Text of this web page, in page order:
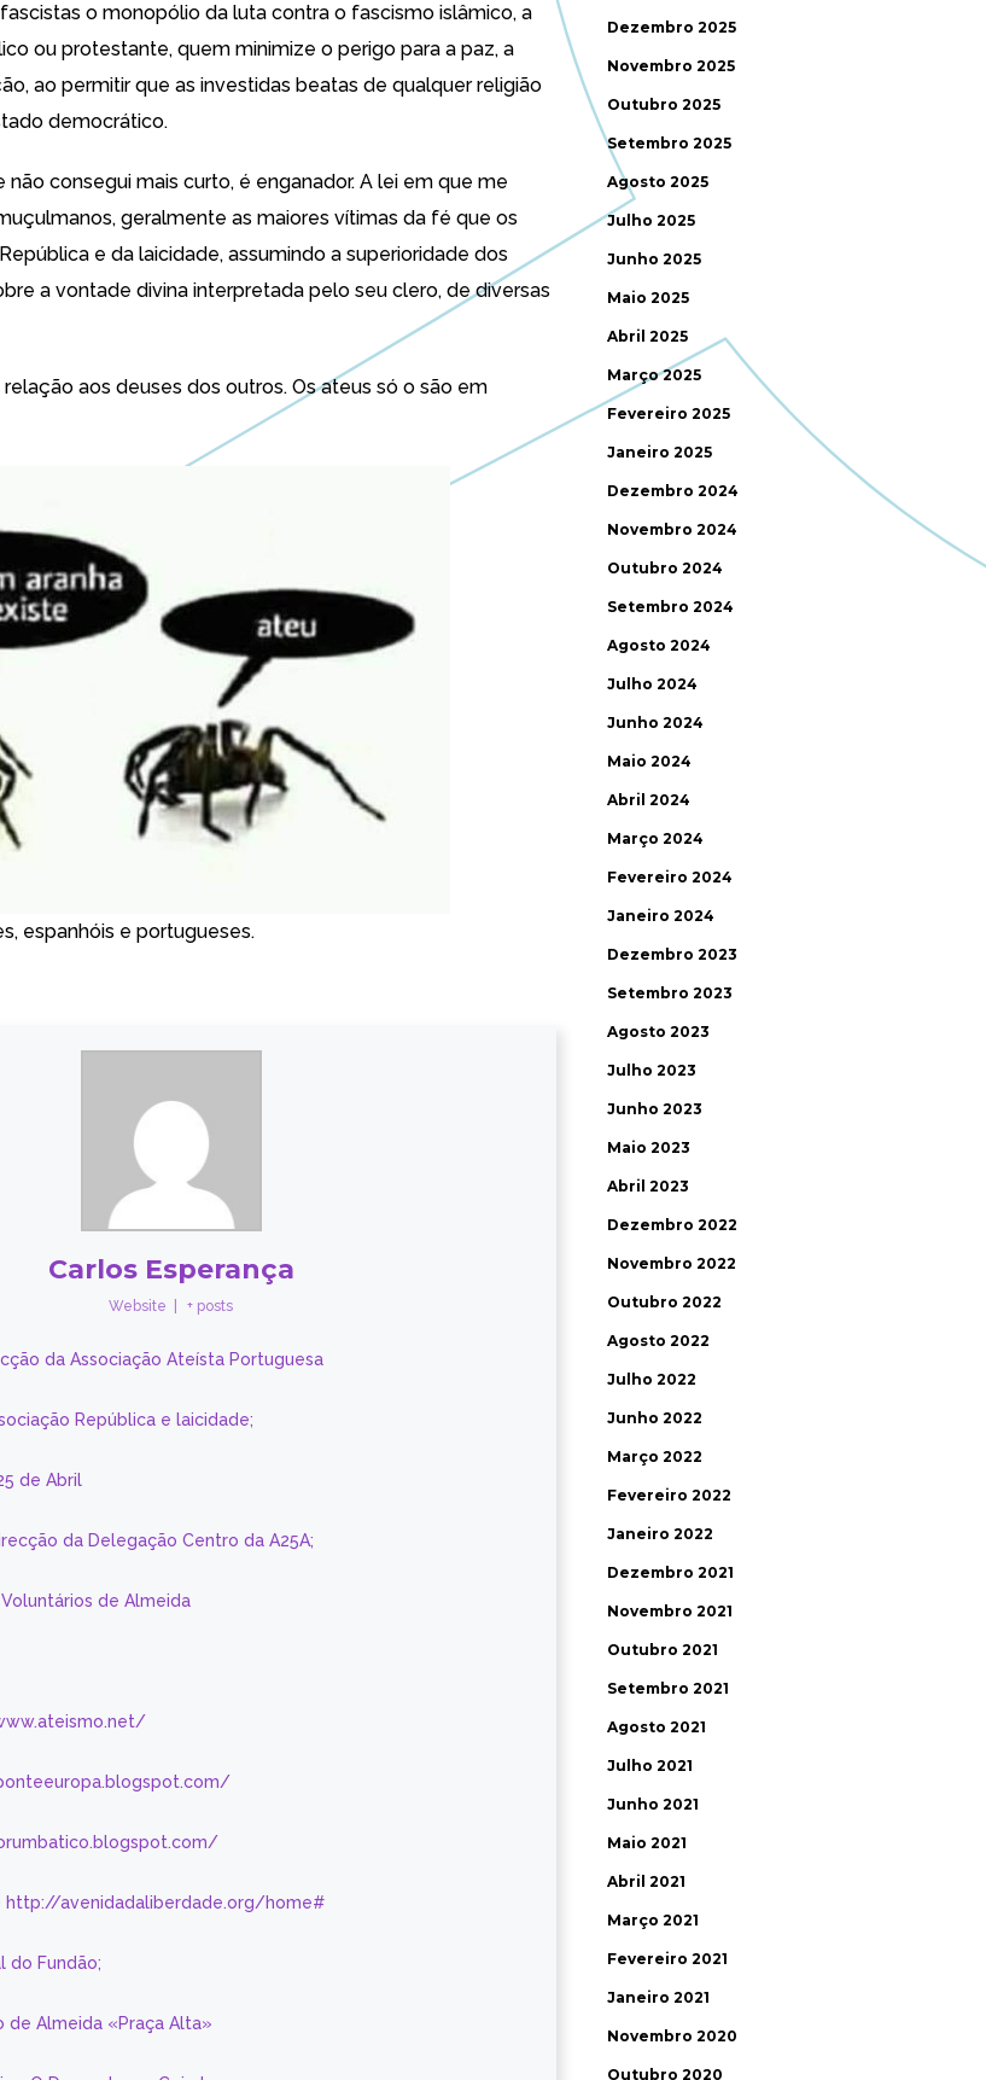
o monopólio da luta contra o fascismo islâmico, a
ou protestante, quem minimize o perigo para a paz, a
ao permitir que as investidas beatas de qualquer religião
democrático.
consegui mais curto, é enganador. A lei em que me
geralmente as maiores vítimas da fé que os
e da laicidade, assumindo a superioridade dos
a vontade divina interpretada pelo seu clero, de diversas
aos deuses dos outros. Os ateus só o são em
espanhóis e portugueses.
Carlos Esperança
Website + posts
da Associação Ateísta Portuguesa
República e laicidade;
de Abril
da Delegação Centro da A25A;
de Almeida
http://avenidadaliberdade.org/home#
do Fundão;
de Almeida «Praça Alta»
Dezembro 2025
Novembro 2025
Outubro 2025
Setembro 2025
Agosto 2025
Julho 2025
Junho 2025
Maio 2025
Abril 2025
Março 2025
Fevereiro 2025
Janeiro 2025
Dezembro 2024
Novembro 2024
Outubro 2024
Setembro 2024
Agosto 2024
Julho 2024
Junho 2024
Maio 2024
Abril 2024
Março 2024
Fevereiro 2024
Janeiro 2024
Dezembro 2023
Setembro 2023
Agosto 2023
Julho 2023
Junho 2023
Maio 2023
Abril 2023
Dezembro 2022
Novembro 2022
Outubro 2022
Agosto 2022
Julho 2022
Junho 2022
Março 2022
Fevereiro 2022
Janeiro 2022
Dezembro 2021
Novembro 2021
Outubro 2021
Setembro 2021
Agosto 2021
Julho 2021
Junho 2021
Maio 2021
Abril 2021
Março 2021
Fevereiro 2021
Janeiro 2021
Novembro 2020
Outubro 2020